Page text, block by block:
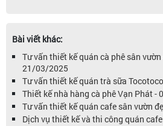
Bài viết khác:
Tư vấn thiết kế quán cà phê sân
21/03/2025
Tư vấn thiết kế quán trà sữa
Thiết kế nhà hàng cà phê Vạn Phát -
Tư vấn thiết kế quán cafe sân vườn
Dịch vụ thiết kế và thi công quán